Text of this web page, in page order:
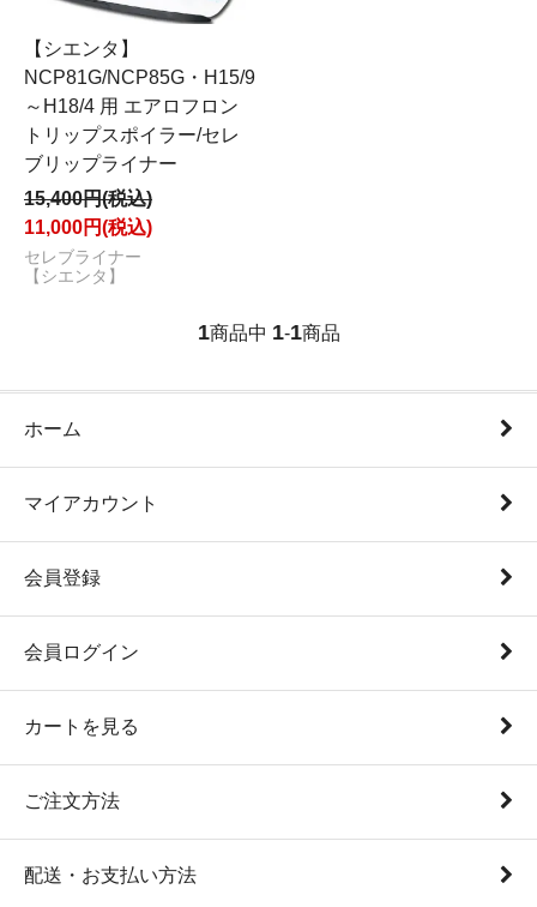
【シエンタ】
NCP81G/NCP85G・H15/9
～H18/4 用 エアロフロン
トリップスポイラー/セレ
ブリップライナー
15,400円(税込)
11,000円(税込)
セレブライナー
【シエンタ】
1商品中 1-1商品
ホーム
マイアカウント
会員登録
会員ログイン
カートを見る
ご注文方法
配送・お支払い方法